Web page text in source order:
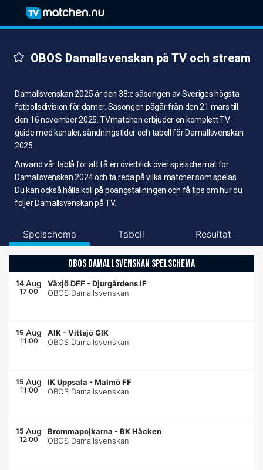
OBOS Damallsvenskan på TV och stream
Damallsvenskan 2025 är den 38:e säsongen av Sveriges högsta
fotbollsdivision för damer. Säsongen pågår från den 21 mars till
den 16 november 2025. TVmatchen erbjuder en komplett TV-
guide med kanaler, sändningstider och tabell för Damallsvenskan
2025.
Använd vår tablå för att få en överblick över spelschemat för
Damallsvenskan 2024 och ta reda på vilka matcher som spelas.
Du kan också hålla koll på poängställningen och få tips om hur du
följer Damallsvenskan på TV.
Spelschema Tabell Resultat
OBOS DAMALLSVENSKAN SPELSCHEMA
14 Aug
17:00
Växjö DFF -Djurgårdens IF
OBOS Damallsvenskan
15 Aug
11:00
AIK -Vittsjö GIK
OBOS Damallsvenskan
15 Aug
11:00
IK Uppsala -Malmö FF
OBOS Damallsvenskan
15 Aug
12:00
Brommapojkarna -BK Häcken
OBOS Damallsvenskan